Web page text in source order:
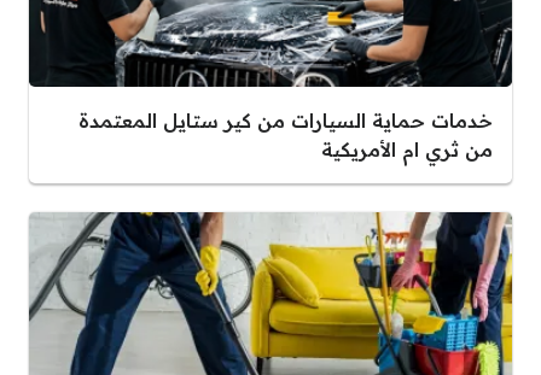
خدمات حماية السيارات من كير ستايل المعتمدة
من ثري ام الأمريكية